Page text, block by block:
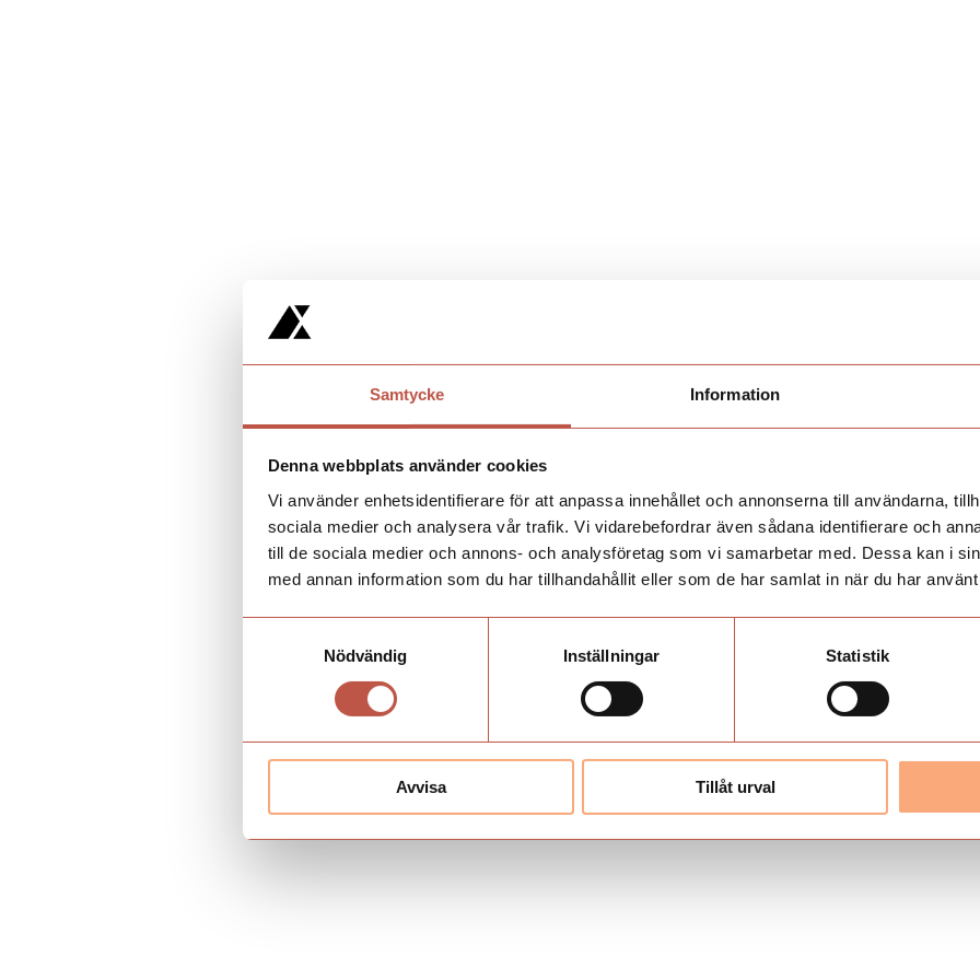
Samtycke Information
Denna webbplats använder cookies
Vi använder enhetsidentifierare för att anpassa innehållet och annonserna till användarna,
sociala medier och analysera vår trafik. Vi vidarebefordrar även sådana identifierare och
till de sociala medier och annons- och analysföretag som vi samarbetar med. Dessa kan i
med annan information som du har tillhandahållit eller som de har samlat in när du har
Nödvändig
Inställningar Statistik
Avvisa Tillåt urval